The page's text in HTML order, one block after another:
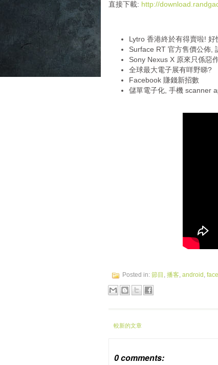
i直接下載: http://
Lytro 香港終於有得賣啦!
Surface RT 官方售價公佈,
Sony Nexus X 原來只係惡
全球最大電子展有咩野睇?
Facebook 賺錢新招數
儲單電子化, 手機 scanner
Posted in: 節目 , 播客, android ,
較新的文章
0 comments: